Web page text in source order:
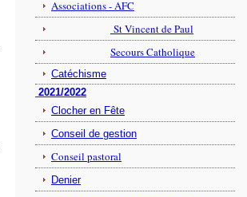
Associations - AFC
St Vincent de Paul
Secours Catholique
Catéchisme
2021/2022
Clocher en Fête
Conseil de gestion
Conseil pastoral
Denier